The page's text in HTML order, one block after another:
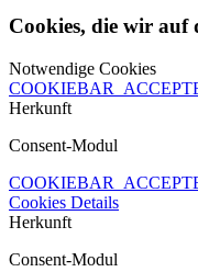
Cookies, die wir auf
Notwendige Cookies
Herkunft
Consent-Modul
Cookies Details
Herkunft
Consent-Modul